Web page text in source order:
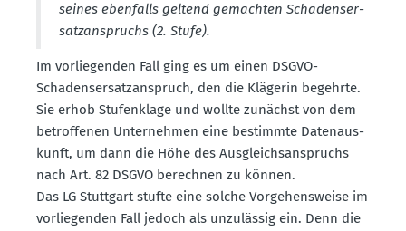
seines ebenfalls geltend gemachten Schadens­er­
satz­an­spruchs (2. Stufe).
Im vorlie­genden Fall ging es um einen DSGVO-
Schadens­er­satz­an­spruch, den die Klägerin begehrte.
Sie erhob Stufen­klage und wollte zunächst von dem
betrof­fenen Unter­nehmen eine bestimmte Daten­aus­
kunft, um dann die Höhe des Ausgleichs­an­spruchs
nach Art. 82 DSGVO berechnen zu können.
Das LG Stuttgart stufte eine solche Vorge­hens­weise im
vorlie­genden Fall jedoch als unzulässig ein. Denn die